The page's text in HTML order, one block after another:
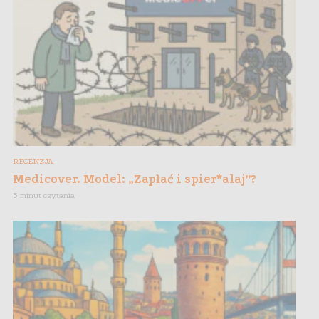
RECENZJA
Medicover. Model: „Zapłać i spier*alaj”?
5 minut czytania